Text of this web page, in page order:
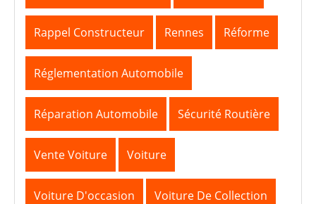
Rappel Constructeur Rennes Réforme
Réglementation Automobile
Réparation Automobile Sécurité Routière
Vente Voiture Voiture
Voiture D'occasion Voiture De Collection